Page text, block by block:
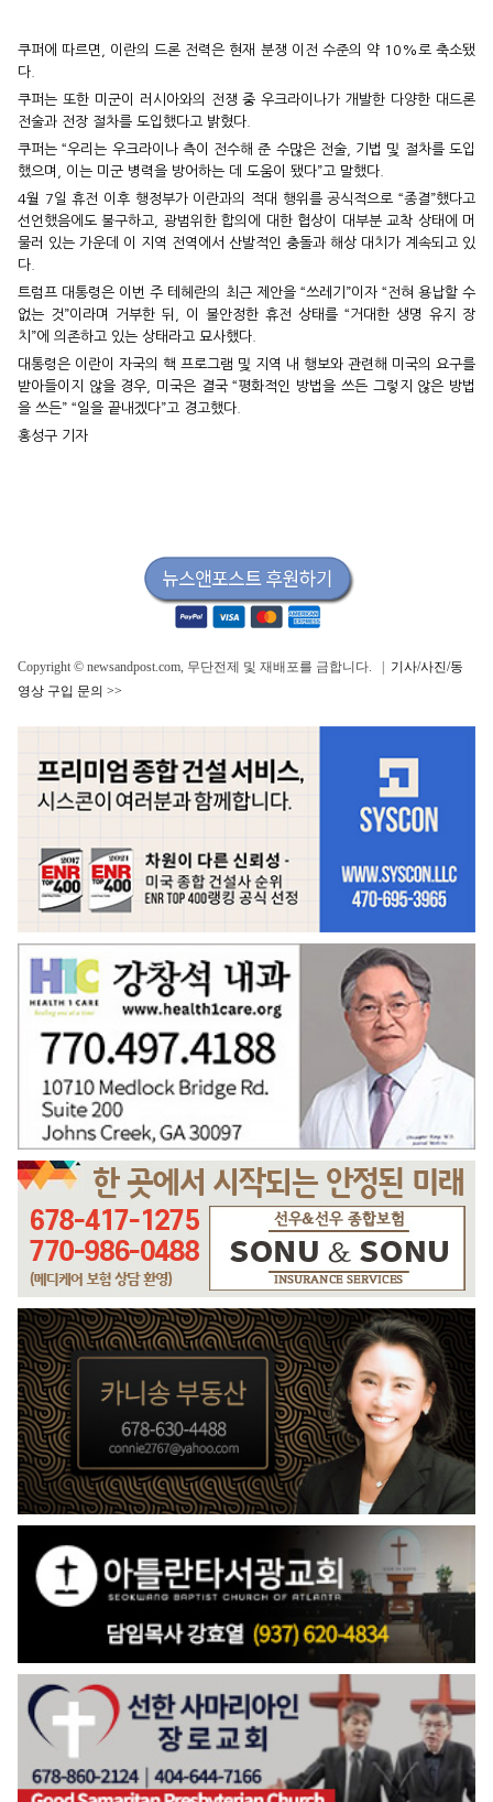
쿠퍼에 따르면, 이란의 드론 전력은 현재 분쟁 이전 수준의 약 10%로 축소됐
다.
쿠퍼는 또한 미군이 러시아와의 전쟁 중 우크라이나가 개발한 다양한 대드론
전술과 전장 절차를 도입했다고 밝혔다.
쿠퍼는 “우리는 우크라이나 측이 전수해 준 수많은 전술, 기법 및 절차를 도입
했으며, 이는 미군 병력을 방어하는 데 도움이 됐다”고 말했다.
4월 7일 휴전 이후 행정부가 이란과의 적대 행위를 공식적으로 “종결”했다고
선언했음에도 불구하고, 광범위한 합의에 대한 협상이 대부분 교착 상태에 머
물러 있는 가운데 이 지역 전역에서 산발적인 충돌과 해상 대치가 계속되고 있
다.
트럼프 대통령은 이번 주 테헤란의 최근 제안을 “쓰레기”이자 “전혀 용납할 수
없는 것”이라며 거부한 뒤, 이 불안정한 휴전 상태를 “거대한 생명 유지 장
치”에 의존하고 있는 상태라고 묘사했다.
대통령은 이란이 자국의 핵 프로그램 및 지역 내 행보와 관련해 미국의 요구를
받아들이지 않을 경우, 미국은 결국 “평화적인 방법을 쓰든 그렇지 않은 방법
을 쓰든” “일을 끝내겠다”고 경고했다.
홍성구 기자
Copyright © newsandpost.com, 무단전제 및 재배포를 금합니다. | 기사/사진/동
영상 구입 문의 >>